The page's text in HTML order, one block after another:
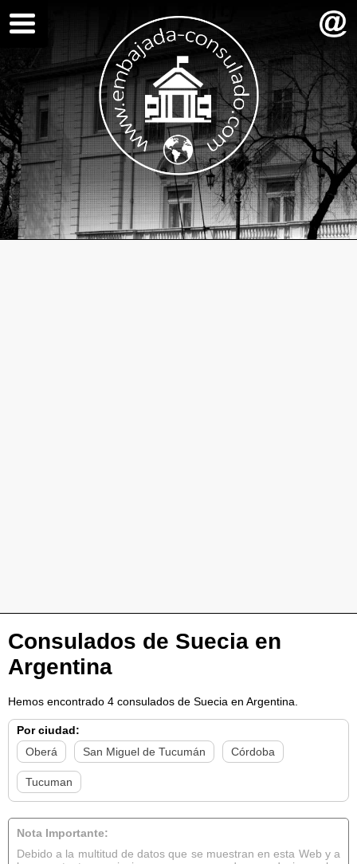
Consulados de Suecia en
Argentina
Hemos encontrado 4 consulados de Suecia en Argentina.
Por ciudad:
Oberá
San Miguel de Tucumán Córdoba
Tucuman
Nota Importante:
Debido a la multitud de datos que se muestran en esta Web y a